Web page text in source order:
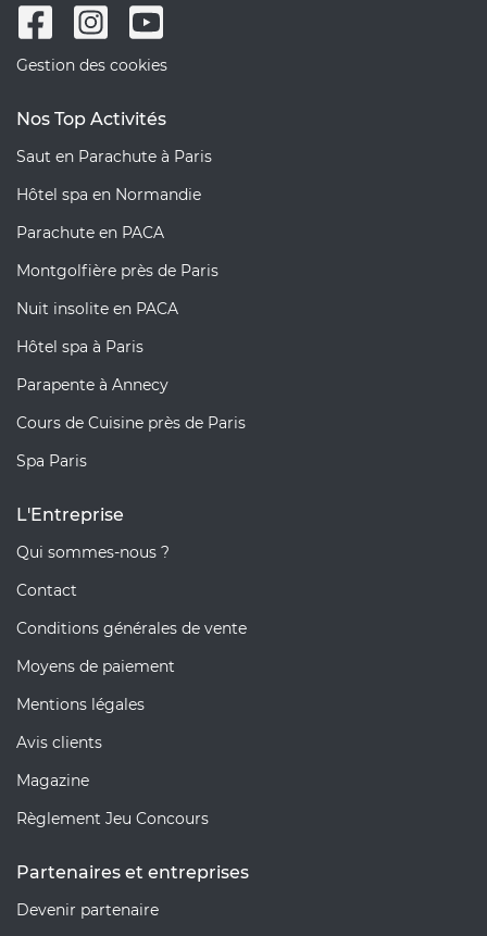
Gestion des cookies
Nos Top Activités
Saut en Parachute à Paris
Hôtel spa en Normandie
Parachute en PACA
Montgolfière près de Paris
Nuit insolite en PACA
Hôtel spa à Paris
Parapente à Annecy
Cours de Cuisine près de Paris
Spa Paris
L'Entreprise
Qui sommes-nous ?
Contact
Conditions générales de vente
Moyens de paiement
Mentions légales
Avis clients
Magazine
Règlement Jeu Concours
Partenaires et entreprises
Devenir partenaire